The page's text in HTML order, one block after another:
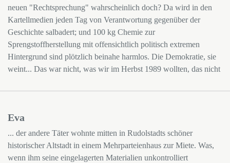
neuen "Rechtsprechung" wahrscheinlich doch? Da wird in den
Kartellmedien jeden Tag von Verantwortung gegenüber der
Geschichte salbadert; und 100 kg Chemie zur
Sprengstoffherstellung mit offensichtlich politisch extremen
Hintergrund sind plötzlich beinahe harmlos. Die Demokratie, sie
weint... Das war nicht, was wir im Herbst 1989 wollten, das nicht
Eva
... der andere Täter wohnte mitten in Rudolstadts schöner
historischer Altstadt in einem Mehrparteienhaus zur Miete. Was,
wenn ihm seine eingelagerten Materialien unkontrolliert